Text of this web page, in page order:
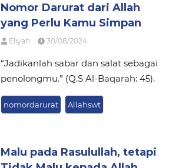
Nomor Darurat dari Allah
yang Perlu Kamu Simpan
Eliyah 30/08/2024
“Jadikanlah sabar dan salat sebagai
penolongmu.” (Q.S Al-Baqarah: 45).
nomordarurat Allahswt
Malu pada Rasulullah, tetapi